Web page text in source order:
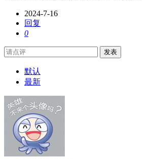
2024-7-16
回复
0
发表
默认
最新